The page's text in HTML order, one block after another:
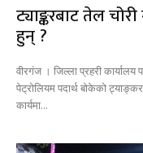
ट्याङ्करबाट तेल
हुन् ?
वीरगंज । जिल्ला प्रहरी
पेट्रोलियम पदार्थ बोकेको
कार्यमा...